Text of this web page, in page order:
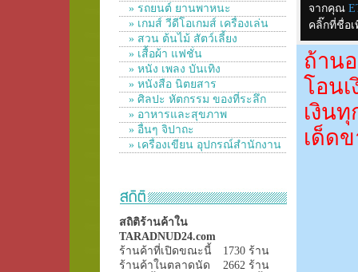
» รถยนต์ ยานพาหนะ
» เกมส์ วีดีโอเกมส์ เครื่องเล่น
» สวน ต้นไม้ สัตว์เลี้ยง
» เสื้อผ้า แฟชั่น
» หนัง เพลง บันเทิง
» หนังสือ นิตยสาร
» ศิลปะ หัตกรรม ของที่ระลึก
» อาหารและสุขภาพ
» อื่นๆ จิปาถะ
» เครื่องเขียน อุปกรณ์สำนักงาน
สถิติร้านค้าใน
TARADNUD24.com
ร้านค้าที่เปิดขณะนี้
1730 ร้าน
ร้านค้าในตลาดนัด
2662 ร้าน
จากคุณ
คลิ๊กที่ชื่อ
ถ้าน
โอน
เงิน
เด็ด